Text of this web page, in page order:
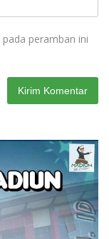
peramban ini